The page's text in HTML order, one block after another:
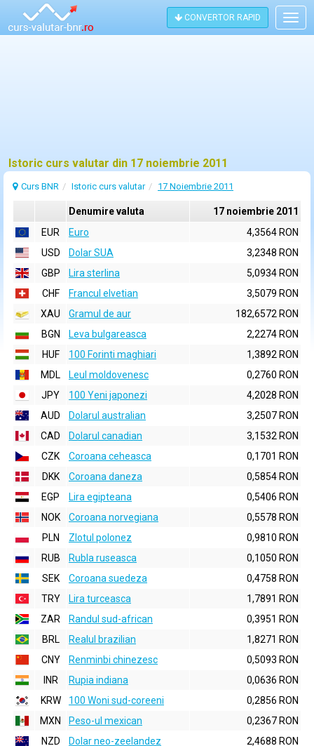
CONVERTOR RAPID
Istoric curs valutar din 17 noiembrie 2011
Curs BNR Istoric curs valutar 17 Noiembrie 2011
Denumire valuta
17 noiembrie 2011
EUR
Euro
4,3564 RON
USD
Dolar SUA
3,2348 RON
GBP
Lira sterlina
5,0934 RON
CHF
Francul elvetian
3,5079 RON
XAU
Gramul de aur
182,6572 RON
BGN
Leva bulgareasca
2,2274 RON
HUF
100 Forinti maghiari
1,3892 RON
MDL
Leul moldovenesc
0,2760 RON
JPY
100 Yeni japonezi
4,2028 RON
AUD
Dolarul australian
3,2507 RON
CAD
Dolarul canadian
3,1532 RON
CZK
Coroana ceheasca
0,1701 RON
DKK
Coroana daneza
0,5854 RON
EGP
Lira egipteana
0,5406 RON
NOK
Coroana norvegiana
0,5578 RON
PLN
Zlotul polonez
0,9810 RON
RUB
Rubla ruseasca
0,1050 RON
SEK
Coroana suedeza
0,4758 RON
TRY
Lira turceasca
1,7891 RON
ZAR
Randul sud-african
0,3951 RON
BRL
Realul brazilian
1,8271 RON
CNY
Renminbi chinezesc
0,5093 RON
INR
Rupia indiana
0,0636 RON
KRW
100 Woni sud-coreeni
0,2856 RON
MXN
Peso-ul mexican
0,2367 RON
NZD
Dolar neo-zeelandez
2,4688 RON